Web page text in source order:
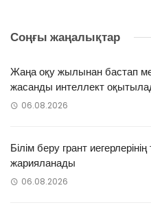
Соңғы жаңалықтар
Жаңа оқу жылынан бастап
жасанды интеллект
06.08.2026
Білім беру грант
жарияланады
06.08.2026